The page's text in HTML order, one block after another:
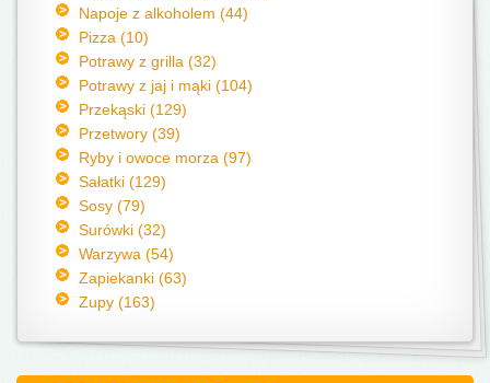
Napoje z alkoholem (44)
Pizza (10)
Potrawy z grilla (32)
Potrawy z jaj i mąki (104)
Przekąski (129)
Przetwory (39)
Ryby i owoce morza (97)
Sałatki (129)
Sosy (79)
Surówki (32)
Warzywa (54)
Zapiekanki (63)
Zupy (163)